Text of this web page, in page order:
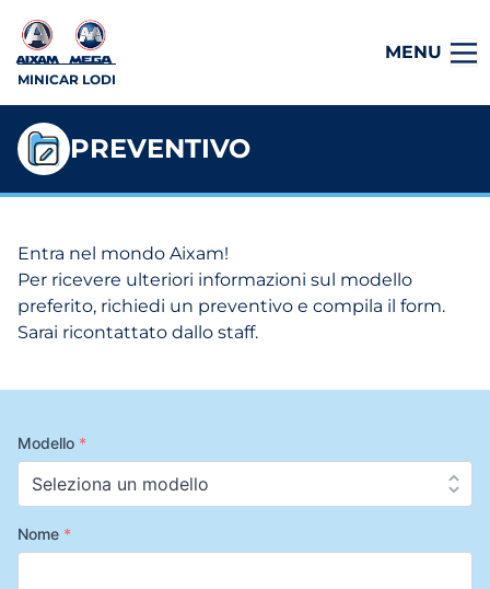
MINICAR LODI
MENU
PREVENTIVO
Entra nel mondo Aixam!
Per ricevere ulteriori informazioni sul modello
preferito, richiedi un preventivo e compila il form.
Sarai ricontattato dallo staff.
Modello *
Nome *